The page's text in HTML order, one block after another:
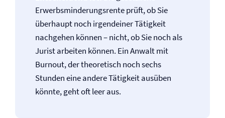
Erwerbsminderungs­rente prüft, ob Sie
überhaupt noch irgendeiner Tätigkeit
nachgehen können – nicht, ob Sie noch als
Jurist arbeiten können. Ein Anwalt mit
Burnout, der theoretisch noch sechs
Stunden eine andere Tätigkeit ausüben
könnte, geht oft leer aus.